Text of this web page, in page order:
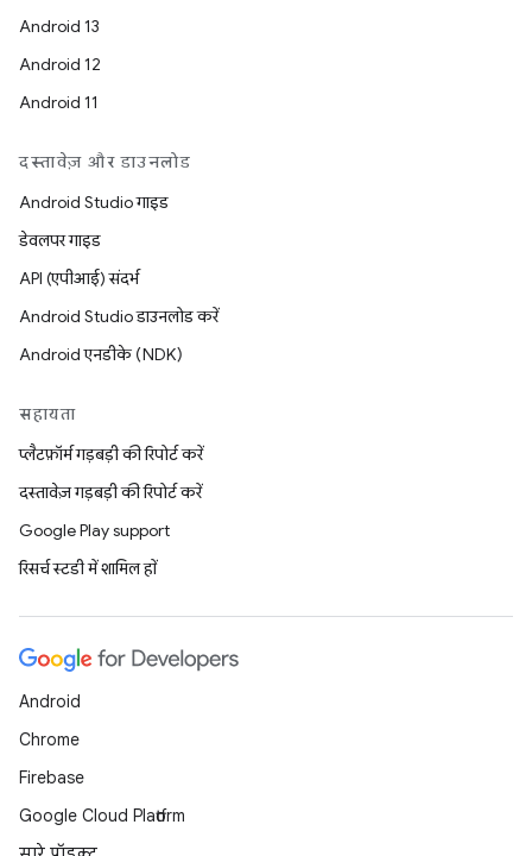
Android 13
Android 12
Android 11
दस्तावेज़ और डाउनलोड
Android Studio गाइड
डेवलपर गाइड
API (एपीआई) संदर्भ
Android Studio डाउनलोड करें
Android एनडीके (NDK)
सहायता
प्लैटफ़ॉर्म गड़बड़ी की रिपोर्ट करें
दस्तावेज़ गड़बड़ी की रिपोर्ट करें
Google Play support
रिसर्च स्टडी में शामिल हों
Android
Chrome
Firebase
Google Cloud Platform